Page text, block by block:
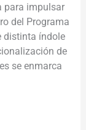
para impulsar
del Programa
distinta índole
de
se enmarca